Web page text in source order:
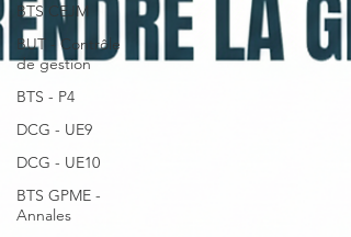
BTS CEJM
BUT - Contrôle
de gestion
BTS - P4
DCG - UE9
DCG - UE10
BTS GPME -
Annales